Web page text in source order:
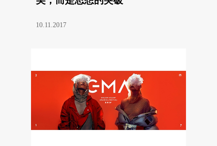
10.11.2017